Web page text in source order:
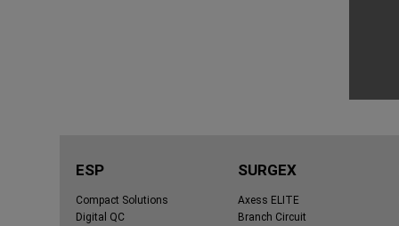
ESP
Compact Solutions
Digital QC
SURGEX
Axess ELITE
Branch Circuit